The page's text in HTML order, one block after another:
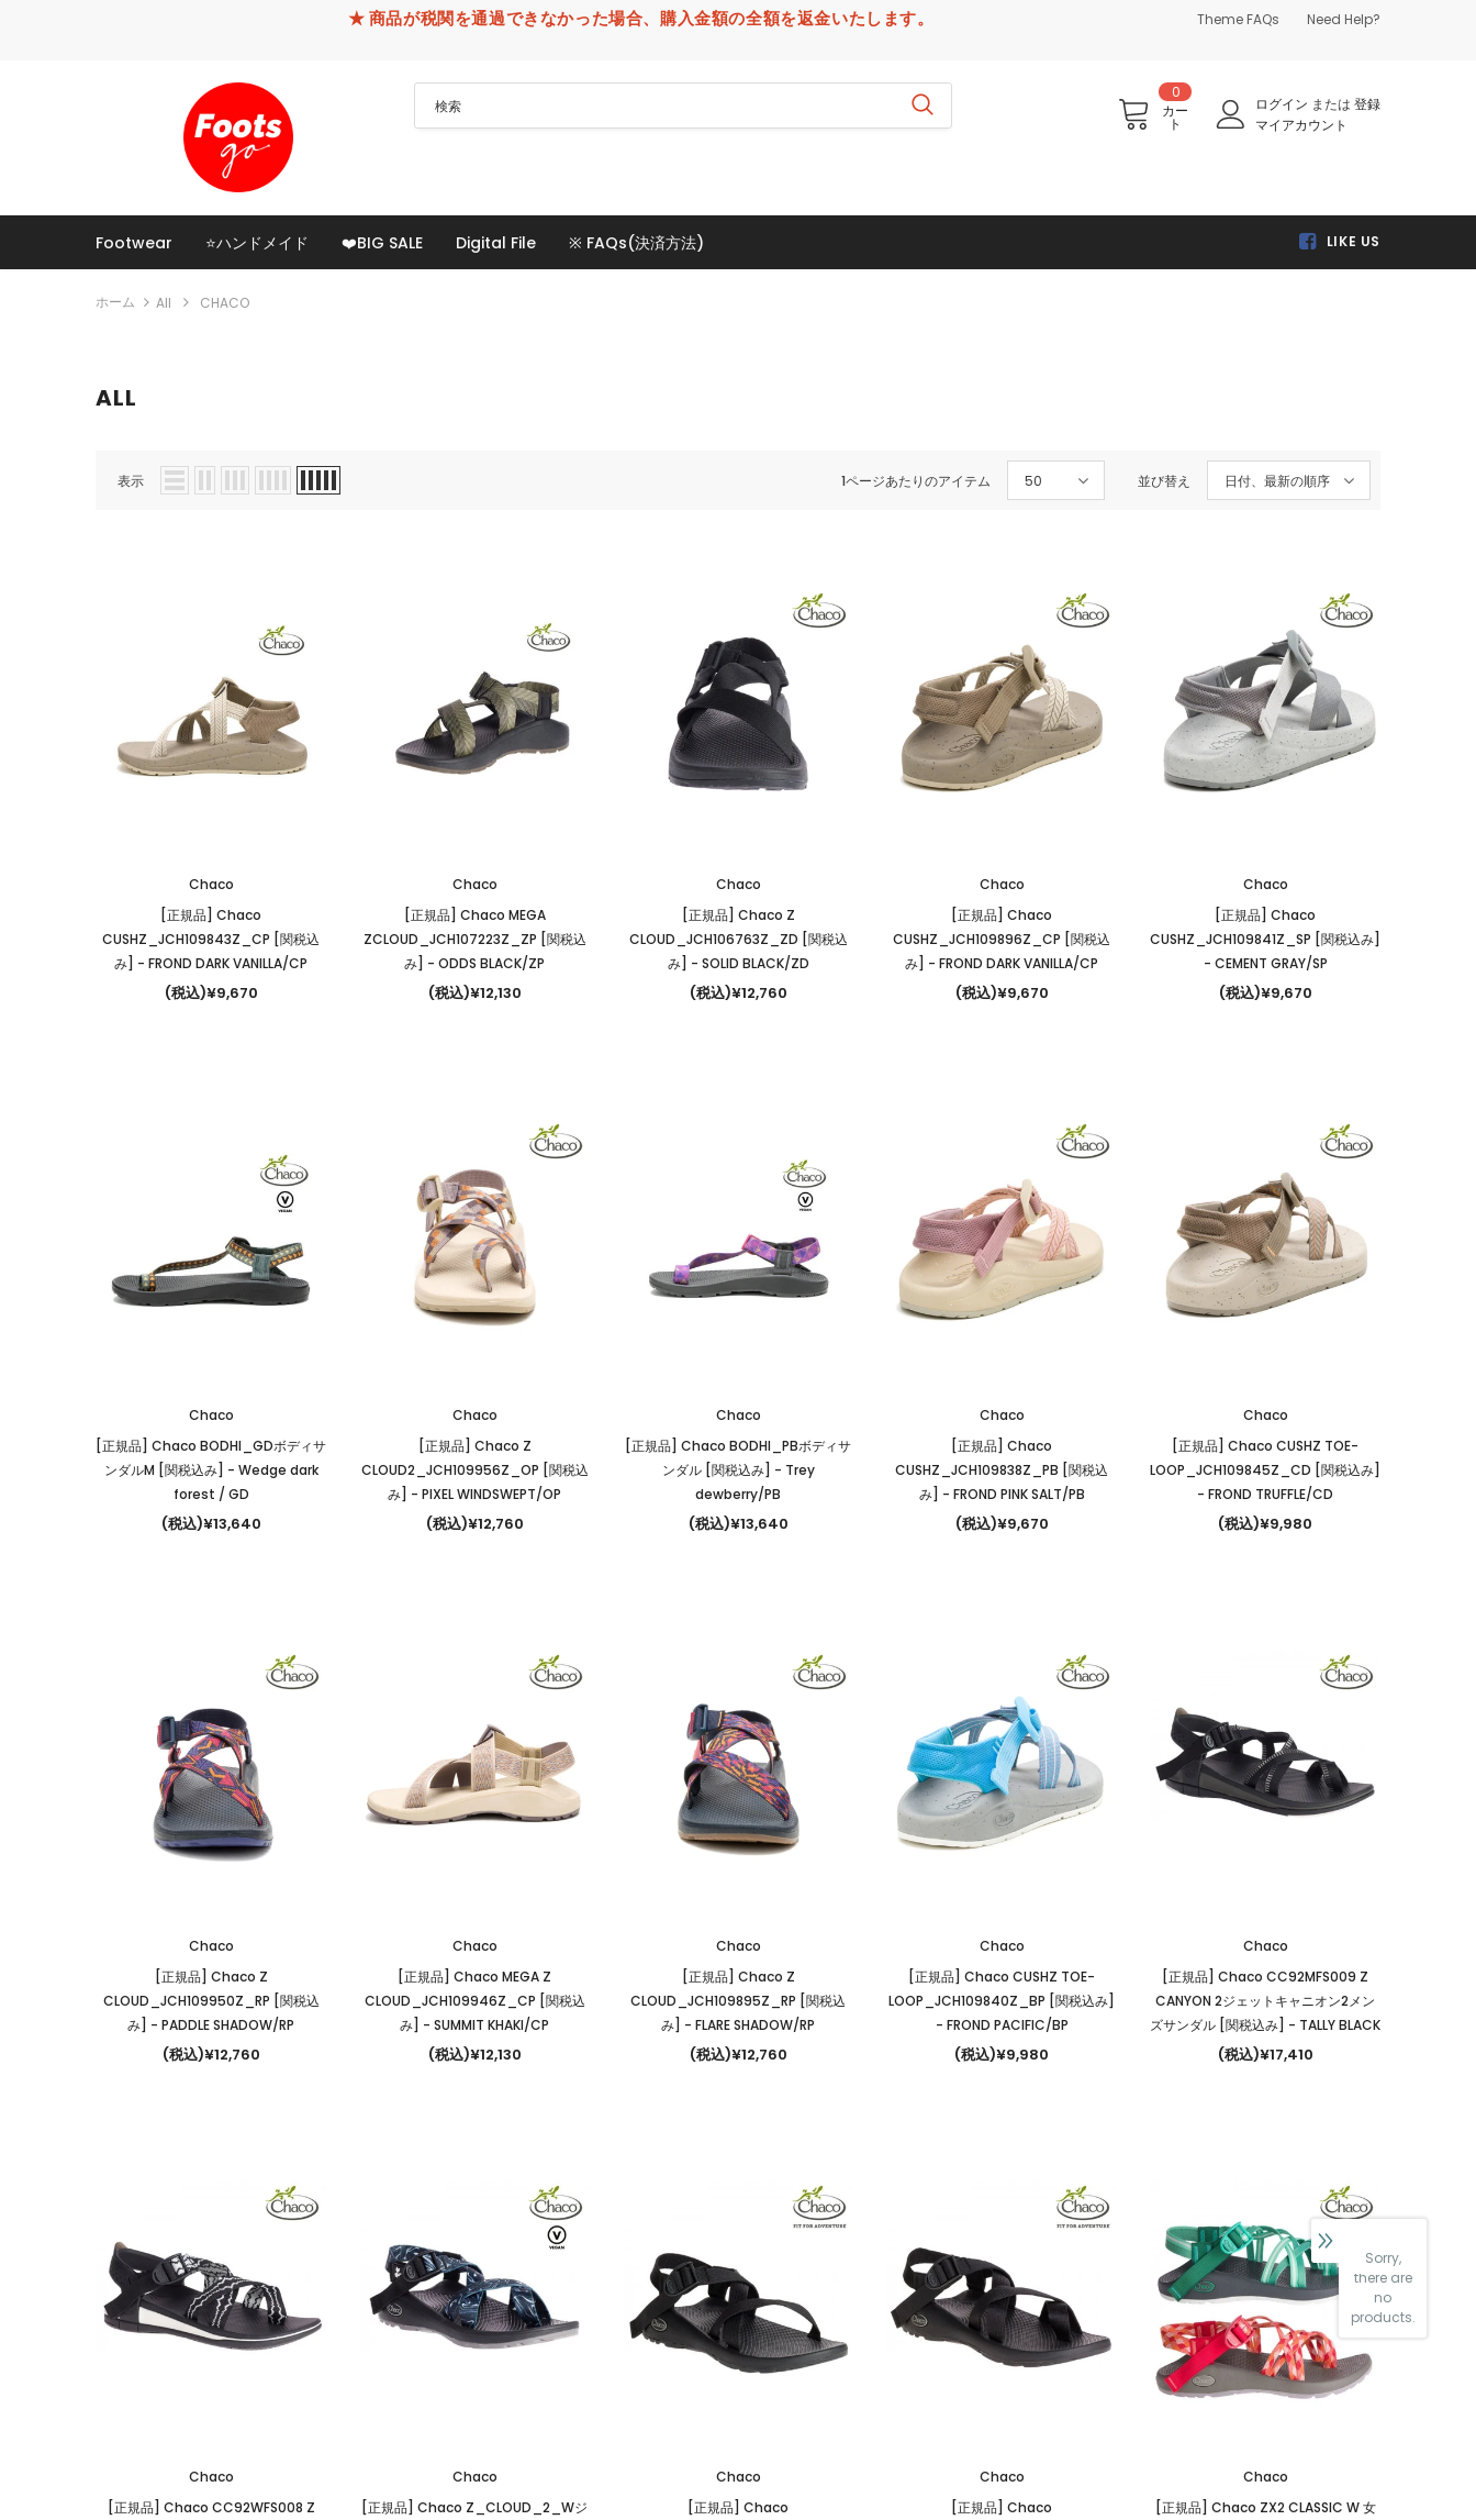
★ 商品が税関を通過できなかった場合、購入金額の全額を返金いたします。 Theme FAQs Need Help?
0
カー
ト
ログイン または 登録
マイアカウント
Footwear ⭐ハンドメイド ❤️BIG SALE Digital File ※ FAQs(決済方法) LIKE US
ホーム All CHACO
ALL
表示 1ページあたりのアイテム 50 並び替え 日付、最新の順序
Chaco
[正規品] Chaco
CUSHZ_JCH109843Z_CP [関税込
み] - FROND DARK VANILLA/CP
(税込)¥9,670
Chaco
[正規品] Chaco MEGA
ZCLOUD_JCH107223Z_ZP [関税込
み] - ODDS BLACK/ZP
(税込)¥12,130
Chaco
[正規品] Chaco Z
CLOUD_JCH106763Z_ZD [関税込
み] - SOLID BLACK/ZD
(税込)¥12,760
Chaco
[正規品] Chaco
CUSHZ_JCH109896Z_CP [関税込
み] - FROND DARK VANILLA/CP
(税込)¥9,670
Chaco
[正規品] Chaco
CUSHZ_JCH109841Z_SP [関税込み]
- CEMENT GRAY/SP
(税込)¥9,670
Chaco
[正規品] Chaco BODHI_GDボディサ
ンダルM [関税込み] - Wedge dark
forest / GD
(税込)¥13,640
Chaco
[正規品] Chaco Z
CLOUD2_JCH109956Z_OP [関税込
み] - PIXEL WINDSWEPT/OP
(税込)¥12,760
Chaco
[正規品] Chaco BODHI_PBボディサ
ンダル [関税込み] - Trey
dewberry/PB
(税込)¥13,640
Chaco
[正規品] Chaco
CUSHZ_JCH109838Z_PB [関税込
み] - FROND PINK SALT/PB
(税込)¥9,670
Chaco
[正規品] Chaco CUSHZ TOE-
LOOP_JCH109845Z_CD [関税込み]
- FROND TRUFFLE/CD
(税込)¥9,980
Chaco
[正規品] Chaco Z
CLOUD_JCH109950Z_RP [関税込
み] - PADDLE SHADOW/RP
(税込)¥12,760
Chaco
[正規品] Chaco MEGA Z
CLOUD_JCH109946Z_CP [関税込
み] - SUMMIT KHAKI/CP
(税込)¥12,130
Chaco
[正規品] Chaco Z
CLOUD_JCH109895Z_RP [関税込
み] - FLARE SHADOW/RP
(税込)¥12,760
Chaco
[正規品] Chaco CUSHZ TOE-
LOOP_JCH109840Z_BP [関税込み]
- FROND PACIFIC/BP
(税込)¥9,980
Chaco
[正規品] Chaco CC92MFS009 Z
CANYON 2ジェットキャニオン2メン
ズサンダル [関税込み] - TALLY BLACK
(税込)¥17,410
Chaco
[正規品] Chaco CC92WFS008 Z
Chaco
[正規品] Chaco Z_CLOUD_2_Wジ
Chaco
[正規品] Chaco
Chaco
[正規品] Chaco
Chaco
[正規品] Chaco ZX2 CLASSIC W 女
Sorry,
there are
no
products.